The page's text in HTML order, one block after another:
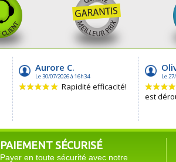
PAIEMENT SÉCURISÉ
Payer en toute sécurité avec notre